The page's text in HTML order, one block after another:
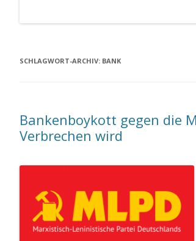
SCHLAGWORT-ARCHIV: BANK
Bankenboykott gegen die
Verbrechen wird